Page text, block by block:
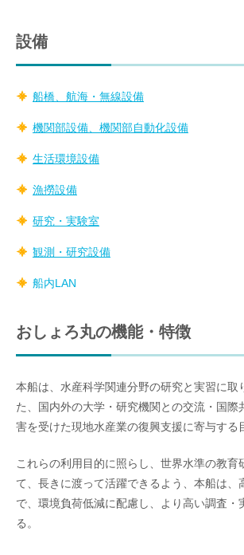
設備
船橋、航海・無線設備
機関部設備、機関部自動化設備
生活環境設備
漁撈設備
研究・実験室
観測・研究設備
船内LAN
おしょろ丸の機能・特徴
本船は、水産科学関連分野の研究と実習に
た、国内外の大学・研究機関との交流・国
害を受けた現地水産業の復興支援に寄与する
これらの利用目的に照らし、世界水準の教
て、長きに渡って活躍できるよう、本船は
で、環境負荷低減に配慮し、より高い調査
る。